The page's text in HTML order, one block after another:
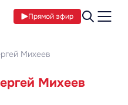
Прямой эфир
Михеев
Михеев